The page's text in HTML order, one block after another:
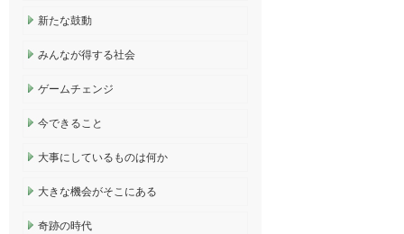
新たな鼓動
みんなが得する社会
ゲームチェンジ
今できること
大事にしているものは何か
大きな機会がそこにある
奇跡の時代